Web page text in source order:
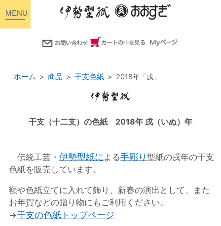
ホーム 商品 干支色紙 2018年「戌」
干支（十二支）の色紙 2018年 戌（いぬ）年
伝統工芸・ 伊勢型紙に よる手彫り 型紙の戌年の干支
色紙を販売しています。
額や色紙立てに入れて飾り、新春の演出として、また
お年賀などの贈り物にもご利用ください。
→干支の色紙トップページ
toggle
navigation